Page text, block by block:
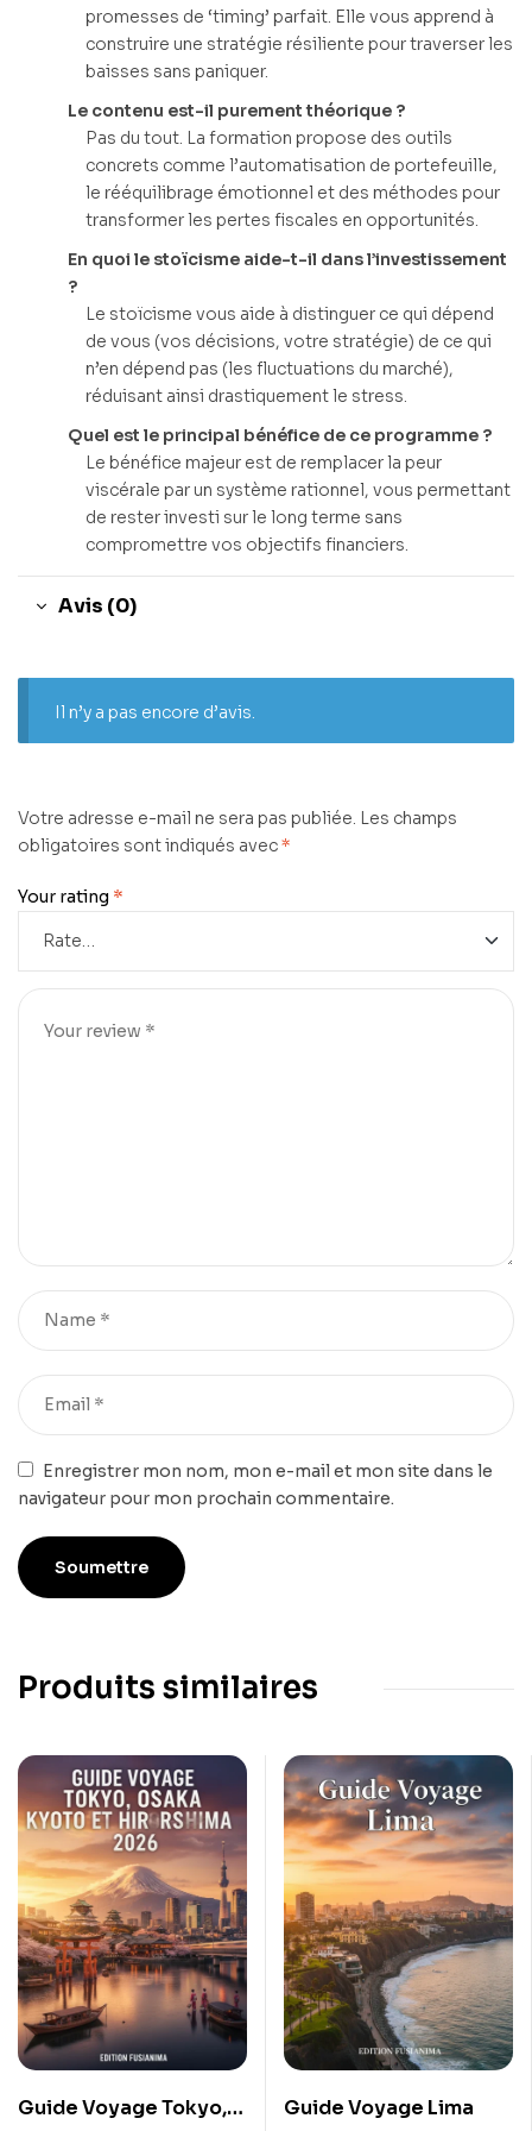
promesses de ‘timing’ parfait. Elle vous apprend à
construire une stratégie résiliente pour traverser les
baisses sans paniquer.
Le contenu est-il purement théorique ?
Pas du tout. La formation propose des outils
concrets comme l’automatisation de portefeuille,
le rééquilibrage émotionnel et des méthodes pour
transformer les pertes fiscales en opportunités.
En quoi le stoïcisme aide-t-il dans l’investissement
?
Le stoïcisme vous aide à distinguer ce qui dépend
de vous (vos décisions, votre stratégie) de ce qui
n’en dépend pas (les fluctuations du marché),
réduisant ainsi drastiquement le stress.
Quel est le principal bénéfice de ce programme ?
Le bénéfice majeur est de remplacer la peur
viscérale par un système rationnel, vous permettant
de rester investi sur le long terme sans
compromettre vos objectifs financiers.
Avis (0)
Il n’y a pas encore d’avis.
Votre adresse e-mail ne sera pas publiée. Les champs
obligatoires sont indiqués avec*
Your rating *
Enregistrer mon nom, mon e-mail et mon site dans le
navigateur pour mon prochain commentaire.
Produits similaires
Guide Voyage Tokyo,
Guide Voyage Lima